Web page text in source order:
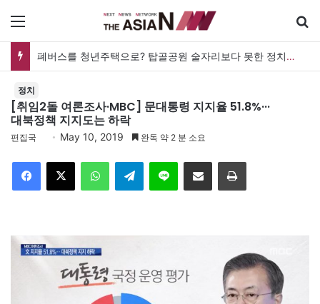
폐버스를 청년주택으로? 탑골공원 술자리보다 못한 정치의 상상력
정치
[취임2돌 여론조사·MBC] 문대통령 지지율 51.8%···
대북정책 지지도는 하락
편집국 May 10, 2019 완독 약 2 분 소요
Telegram 이메일